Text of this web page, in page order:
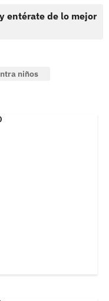
entérate de lo mejor
niños